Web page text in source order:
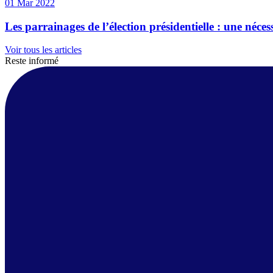
01 Mar 2022
Les parrainages de l’élection présidentielle : une
Voir tous les articles
Reste informé